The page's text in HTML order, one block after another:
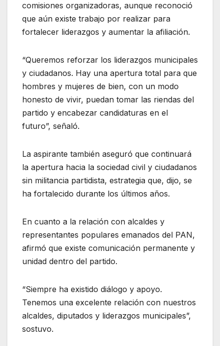
comisiones organizadoras, aunque reconoció
que aún existe trabajo por realizar para
fortalecer liderazgos y aumentar la afiliación.
“Queremos reforzar los liderazgos municipales
y ciudadanos. Hay una apertura total para que
hombres y mujeres de bien, con un modo
honesto de vivir, puedan tomar las riendas del
partido y encabezar candidaturas en el
futuro”, señaló.
La aspirante también aseguró que continuará
la apertura hacia la sociedad civil y ciudadanos
sin militancia partidista, estrategia que, dijo, se
ha fortalecido durante los últimos años.
En cuanto a la relación con alcaldes y
representantes populares emanados del PAN,
afirmó que existe comunicación permanente y
unidad dentro del partido.
“Siempre ha existido diálogo y apoyo.
Tenemos una excelente relación con nuestros
alcaldes, diputados y liderazgos municipales”,
sostuvo.